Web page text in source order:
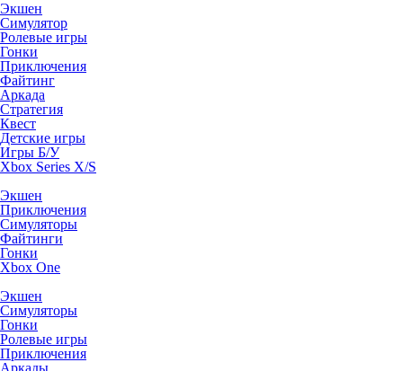
Экшен
Симулятор
Ролевые игры
Гонки
Приключения
Файтинг
Аркада
Стратегия
Квест
Детские игры
Игры Б/У
Xbox Series X/S
Экшен
Приключения
Симуляторы
Файтинги
Гонки
Xbox One
Экшен
Симуляторы
Гонки
Ролевые игры
Приключения
Аркады